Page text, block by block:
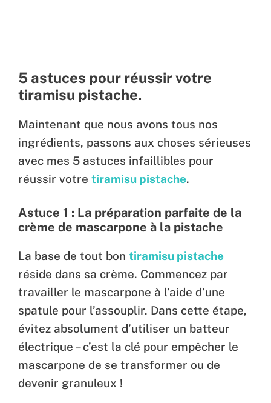
5 astuces pour réussir votre
tiramisu pistache.
Maintenant que nous avons tous nos
ingrédients, passons aux choses sérieuses
avec mes 5 astuces infaillibles pour
réussir votre tiramisu pistache.
Astuce 1 : La préparation parfaite de la
crème de mascarpone à la pistache
La base de tout bon tiramisu pistache
réside dans sa crème. Commencez par
travailler le mascarpone à l’aide d’une
spatule pour l’assouplir. Dans cette étape,
évitez absolument d’utiliser un batteur
électrique – c’est la clé pour empêcher le
mascarpone de se transformer ou de
devenir granuleux !